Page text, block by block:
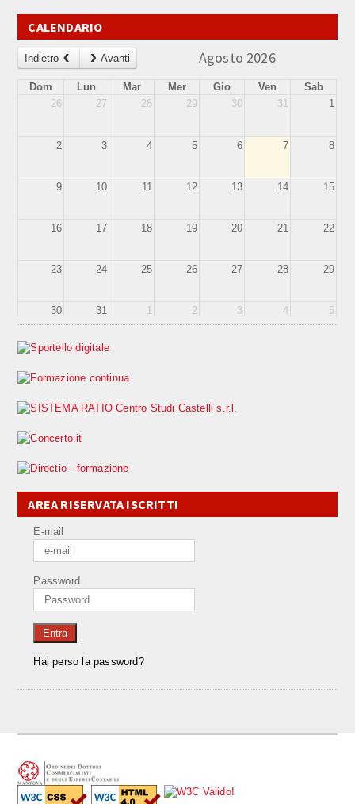
CALENDARIO
Indietro Avanti Agosto 2026
Dom Lun Mar Mer Gio Ven
Sab
26
27 28 29 30 31 1
2 3 4 5 6 7 8
9 10 11 12 13 14 15
16 17 18 19 20 21 22
23 24 25 26 27 28 29
30 31 1 2 3 4 5
AREA RISERVATA ISCRITTI
E-mail
Password
Entra
Hai perso la password?